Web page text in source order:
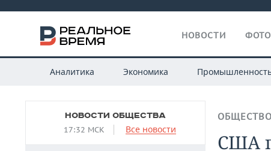
НОВОСТИ
Аналитика Экономика
НОВОСТИ ОБЩЕСТВА
17:32 МСК Все новости
ОБЩЕСТВО
США